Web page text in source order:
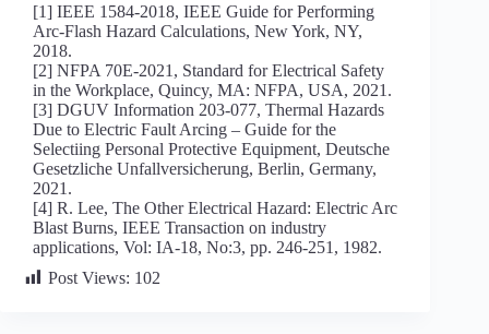
[1] IEEE 1584-2018, IEEE Guide for Performing
Arc-Flash Hazard Calculations, New York, NY,
2018.
[2] NFPA 70E-2021, Standard for Electrical Safety
in the Workplace, Quincy, MA: NFPA, USA, 2021.
[3] DGUV Information 203-077, Thermal Hazards
Due to Electric Fault Arcing – Guide for the
Selectiing Personal Protective Equipment, Deutsche
Gesetzliche Unfallversicherung, Berlin, Germany,
2021.
[4] R. Lee, The Other Electrical Hazard: Electric Arc
Blast Burns, IEEE Transaction on industry
applications, Vol: IA-18, No:3, pp. 246-251, 1982.
Post Views: 102